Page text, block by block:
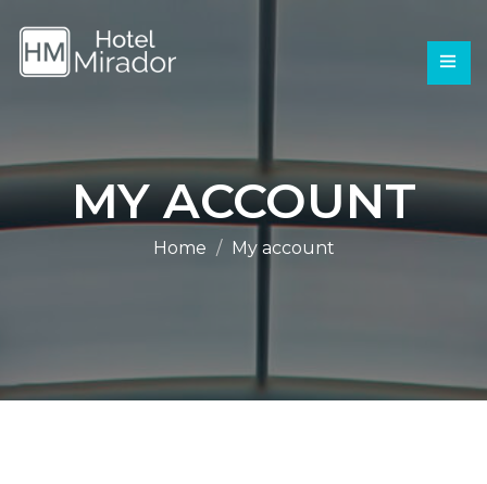
MY ACCOUNT
Home My account